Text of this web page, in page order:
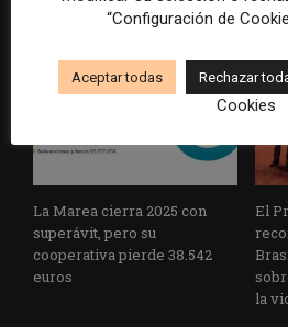
informar sobre el suicidio
La Marea cierra 2025 con
superávit, pero su
cooperativa pierde 38.542
euros
El
la
“Configuración de
Aceptar todas Rechazar
Cookies